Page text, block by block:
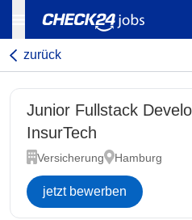
zurück
Junior Fullstack
InsurTech
Versicherung Hamburg
jetzt bewerben